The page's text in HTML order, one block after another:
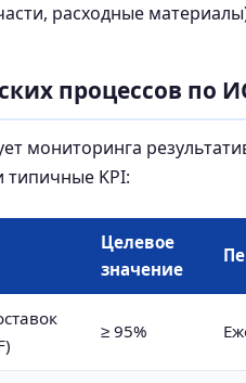
расходные
процессов по
мониторинга
типичные KPI:
Целевое
значение
≥ 95%